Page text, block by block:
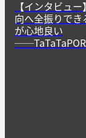
【インタビュ
向へ全振りで
が心地良い